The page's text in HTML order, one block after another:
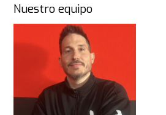
Nuestro equipo